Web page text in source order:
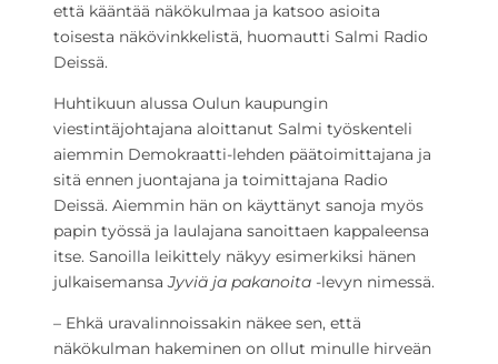
että kääntää näkökulmaa ja katsoo asioita
toisesta näkövinkkelistä, huomautti Salmi Radio
Deissä.
Huhtikuun alussa Oulun kaupungin
viestintäjohtajana aloittanut Salmi työskenteli
aiemmin Demokraatti-lehden päätoimittajana ja
sitä ennen juontajana ja toimittajana Radio
Deissä. Aiemmin hän on käyttänyt sanoja myös
papin työssä ja laulajana sanoittaen kappaleensa
itse. Sanoilla leikittely näkyy esimerkiksi hänen
julkaisemansaJyviä ja pakanoita -levyn nimessä.
– Ehkä uravalinnoissakin näkee sen, että
näkökulman hakeminen on ollut minulle hirveän